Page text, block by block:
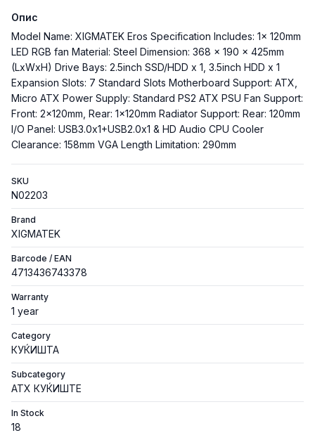
Опис
Model Name: XIGMATEK Eros Specification Includes: 1x 120mm
LED RGB fan Material: Steel Dimension: 368 x 190 x 425mm
(LxWxH) Drive Bays: 2.5inch SSD/HDD x 1, 3.5inch HDD x 1
Expansion Slots: 7 Standard Slots Motherboard Support: ATX,
Micro ATX Power Supply: Standard PS2 ATX PSU Fan Support:
Front: 2x120mm, Rear: 1x120mm Radiator Support: Rear: 120mm
I/O Panel: USB3.0x1+USB2.0x1 & HD Audio CPU Cooler
Clearance: 158mm VGA Length Limitation: 290mm
SKU
N02203
Brand
XIGMATEK
Barcode / EAN
4713436743378
Warranty
1 year
Category
КУЌИШТА
Subcategory
ATX КУЌИШТЕ
In Stock
18